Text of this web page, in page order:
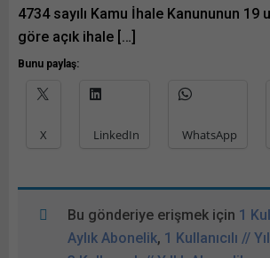
4734 sayılı Kamu İhale Kanununun 19
göre açık ihale […]
Bunu paylaş:
X LinkedIn WhatsApp
Bu gönderiye erişmek için 1
Aylık Abonelik, 1 Kullanıcılı //